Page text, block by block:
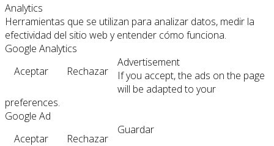
Analytics
Herramientas que se utilizan para analizar datos, medir la
efectividad del sitio web y entender cómo funciona.
Google Analytics
Aceptar
Rechazar
Advertisement
If you accept, the ads on the page
will be adapted to your
preferences.
Google Ad
Aceptar
Rechazar
Guardar